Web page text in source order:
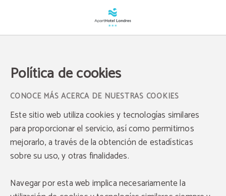
Política de cookies
CONOCE MÁS ACERCA DE NUESTRAS COOKIES
Este sitio web utiliza cookies y tecnologías similares
para proporcionar el servicio, así como permitirnos
mejorarlo, a través de la obtención de estadísticas
sobre su uso, y otras finalidades.
Navegar por esta web implica necesariamente la